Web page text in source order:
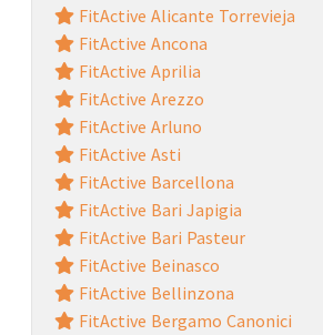
FitActive Alicante Torrevieja
FitActive Ancona
FitActive Aprilia
FitActive Arezzo
FitActive Arluno
FitActive Asti
FitActive Barcellona
FitActive Bari Japigia
FitActive Bari Pasteur
FitActive Beinasco
FitActive Bellinzona
FitActive Bergamo Canonici